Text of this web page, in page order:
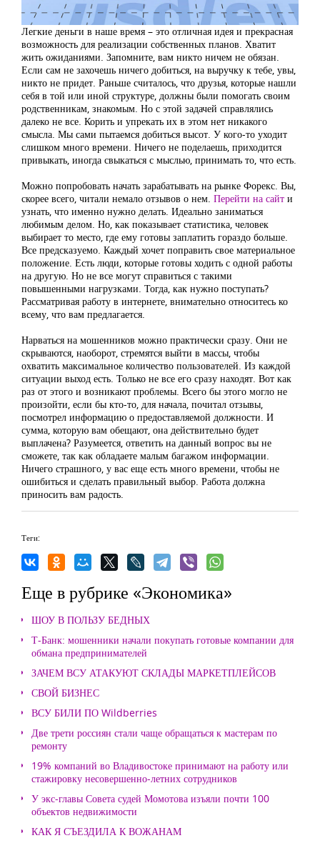
Легкие деньги в наше время – это отличная идея и прекрасная
возможность для реализации собственных планов. Хватит
жить ожиданиями. Запомните, вам никто ничем не обязан.
Если сам не захочешь ничего добиться, на выручку к тебе, увы,
никто не придет. Раньше считалось, что друзья, которые нашли
себя в той или иной структуре, должны были помогать своим
родственникам, знакомым. Но с этой задачей справлялись
далеко не все. Корить и упрекать их в этом нет никакого
смысла. Мы сами пытаемся добиться высот. У кого-то уходит
слишком много времени. Ничего не поделаешь, приходится
привыкать, иногда свыкаться с мыслью, принимать то, что есть.
Можно попробовать начать зарабатывать на рынке Форекс. Вы,
скорее всего, читали немало отзывов о нем. Перейти на сайт и
узнать, что именно нужно делать. Идеально заниматься
любимым делом. Но, как показывает статистика, человек
выбирает то место, где ему готовы заплатить гораздо больше.
Все предсказуемо. Каждый хочет поправить свое материальное
положение. Есть люди, которые готовы ходить с одной работы
на другую. Но не все могут справиться с такими
повышенными нагрузками. Тогда, как нужно поступать?
Рассматривая работу в интернете, внимательно относитесь ко
всему, что вам предлагается.
Нарваться на мошенников можно практически сразу. Они не
скрываются, наоборот, стремятся выйти в массы, чтобы
охватить максимальное количество пользователей. Из каждой
ситуации выход есть. Только не все его сразу находят. Вот как
раз от этого и возникают проблемы. Всего бы этого могло не
произойти, если бы кто-то, для начала, почитал отзывы,
посмотрел информацию о предоставляемой должности. И
сумма, которую вам обещают, она действительно будет
выплачена? Разумеется, ответить на данный вопрос вы не
сможете, так как обладаете малым багажом информации.
Ничего страшного, у вас еще есть много времени, чтобы не
ошибиться и сделать правильный выбор. Работа должна
приносить вам радость.
Теги:
Еще в рубрике «Экономика»
ШОУ В ПОЛЬЗУ БЕДНЫХ
Т-Банк: мошенники начали покупать готовые компании для
обмана предпринимателей
ЗАЧЕМ ВСУ АТАКУЮТ СКЛАДЫ МАРКЕТПЛЕЙСОВ
СВОЙ БИЗНЕС
ВСУ БИЛИ ПО Wildberries
Две трети россиян стали чаще обращаться к мастерам по
ремонту
19% компаний во Владивостоке принимают на работу или
стажировку несовершенно-летних сотрудников
У экс-главы Совета судей Момотова изъяли почти 100
объектов недвижимости
КАК Я СЪЕЗДИЛА К ВОЖАНАМ